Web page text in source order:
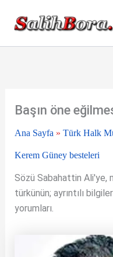
Başın öne
Ana Sayfa » Türk Halk
Kerem Güney besteleri
Sözü Sabahattin Ali'ye,
türkünün; ayrıntılı
yorumları.